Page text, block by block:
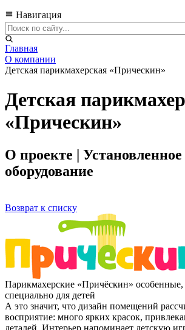
Навигация
Главная
О компании
Детская парикмахерская «Прическин»
Детская
«Прическин»
О проекте | Установленное
оборудование
Возврат к списку
Парикмахерские «Причёскин»
специально для детей
А это значит, что дизайн помещений
восприятие: много ярких красок,
деталей. Интерьер напоминает детскую